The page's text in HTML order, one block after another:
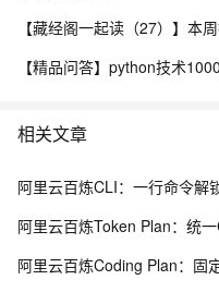
【精品问答】python技术
相关文章
阿里云百炼CLI：一行命令解
阿里云百炼Token Plan：统